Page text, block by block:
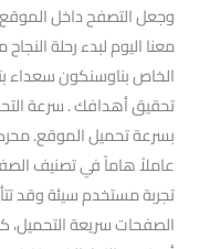
وجعل التصفح داخل الموقع
معنا اليوم لبدء رحلة
الخاص بناوسنكون سعداء
تحقيق أهدافك . سرعة
بسرعة تحميل الموقع.
عاملاً هاماً في تصنيف
الصفحات سريعة التحميل،